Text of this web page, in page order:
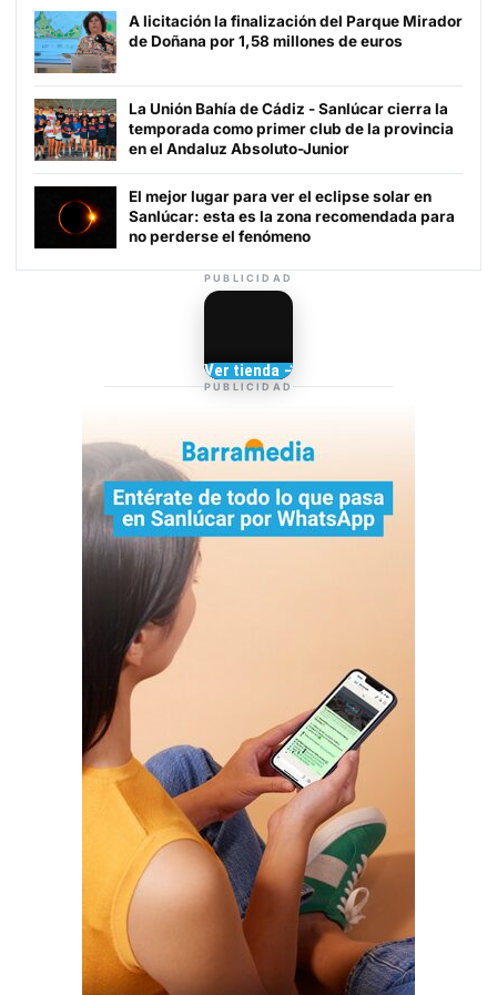
A licitación la finalización del Parque Mirador
de Doñana por 1,58 millones de euros
La Unión Bahía de Cádiz - Sanlúcar cierra la
temporada como primer club de la provincia
en el Andaluz Absoluto-Junior
El mejor lugar para ver el eclipse solar en
Sanlúcar: esta es la zona recomendada para
no perderse el fenómeno
PUBLICIDAD
TIENDA DE
Camisetas de Sanlúcar
Ver tienda →
PUBLICIDAD